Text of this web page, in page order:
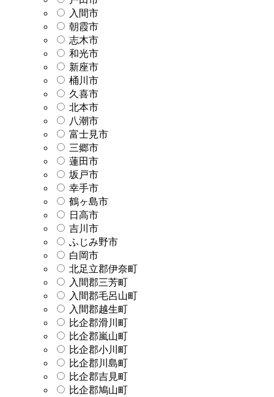
入間市
朝霞市
志木市
和光市
新座市
桶川市
久喜市
北本市
八潮市
富士見市
三郷市
蓮田市
坂戸市
幸手市
鶴ヶ島市
日高市
吉川市
ふじみ野市
白岡市
北足立郡伊奈町
入間郡三芳町
入間郡毛呂山町
入間郡越生町
比企郡滑川町
比企郡嵐山町
比企郡小川町
比企郡川島町
比企郡吉見町
比企郡鳩山町